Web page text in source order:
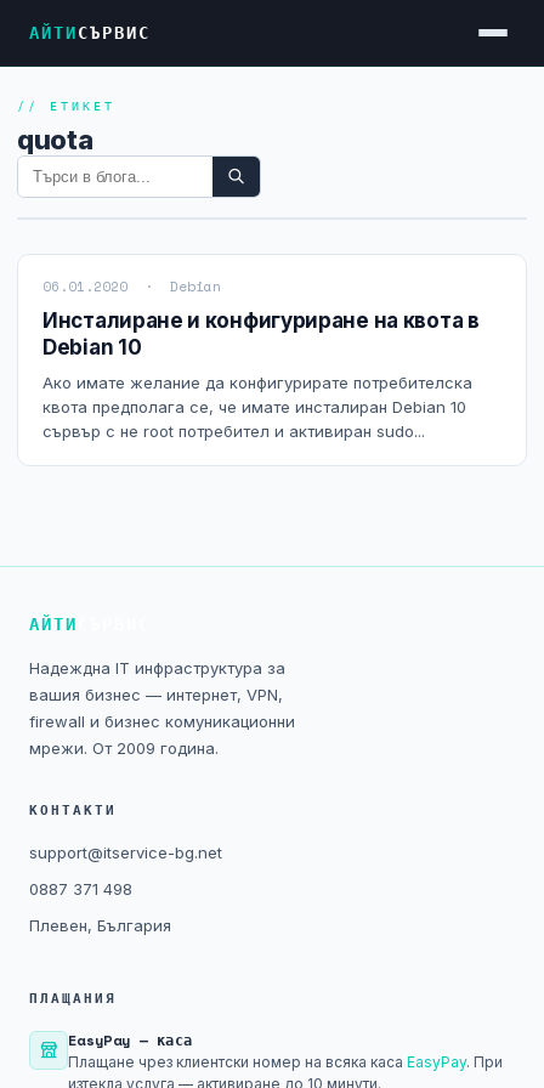
АЙТИСЪРВИС
Услуги
Достъп до Интернет
Видеонаблюдение
Firewall и VPN
Колокация на сървъри
Технически изисквания
Общи условия
Правна информация
GDPR
Контакти
Блог
// ЕТИКЕТ
quota
06.01.2020 · Debian
Инсталиране и конфигуриране на квота в
Debian 10
Ако имате желание да конфигурирате потребителска
квота предполага се, че имате инсталиран Debian 10
сървър с не root потребител и активиран sudo...
АЙТИ
Надеждна IT инфраструктура за
вашия бизнес — интернет, VPN,
firewall и бизнес комуникационни
мрежи. От 2009 година.
КОНТАКТИ
support@itservice-bg.net
0887 371 498
Плевен, България
ПЛАЩАНИЯ
EasyPay — каса
Плащане чрез клиентски номер на всяка каса EasyPay. При
изтекла услуга — активиране до 10 минути.